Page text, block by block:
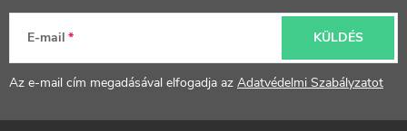
é
E-mail
Az e-mail cím megadásával elfogadja az Adatvédelmi Szabályzatot
KÜLDÉS